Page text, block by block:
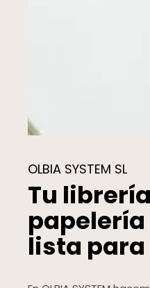
OLBIA SYSTEM SL
Tu
lista